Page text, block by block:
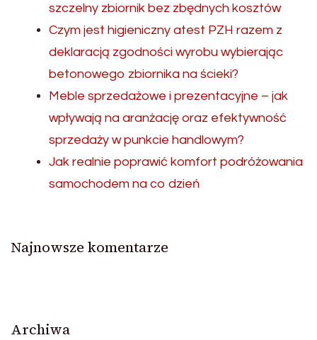
szczelny zbiornik bez zbędnych kosztów
Czym jest higieniczny atest PZH razem z
deklaracją zgodności wyrobu wybierając
betonowego zbiornika na ścieki?
Meble sprzedażowe i prezentacyjne – jak
wpływają na aranżację oraz efektywność
sprzedaży w punkcie handlowym?
Jak realnie poprawić komfort podróżowania
samochodem na co dzień
Najnowsze komentarze
Archiwa